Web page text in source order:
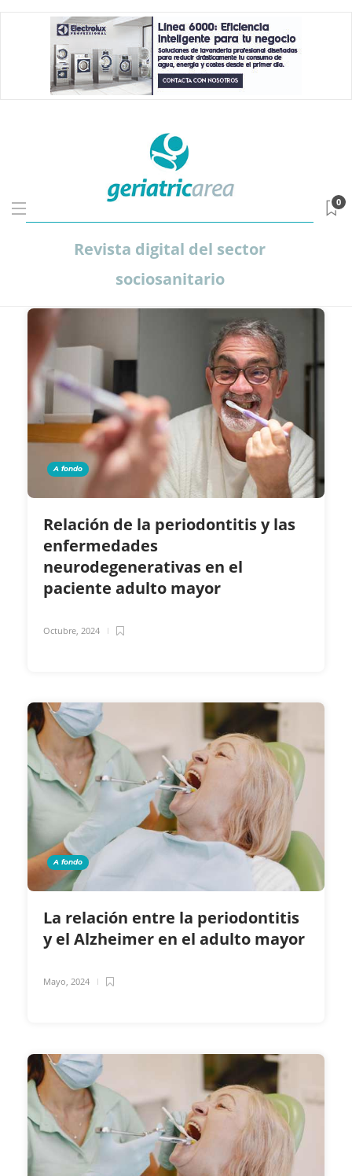
Revista digital del sector
sociosanitario
0
A fondo
Relación de la periodontitis y las
enfermedades
neurodegenerativas en el
paciente adulto mayor
Octubre, 2024
A fondo
La relación entre la periodontitis
y el Alzheimer en el adulto mayor
Mayo, 2024